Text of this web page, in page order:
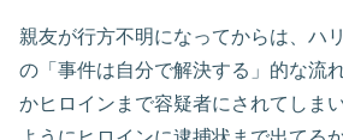
親友が行方不明になってからは、ハ
の「事件は自分で解決する」的な流
かヒロインまで容疑者にされてしま